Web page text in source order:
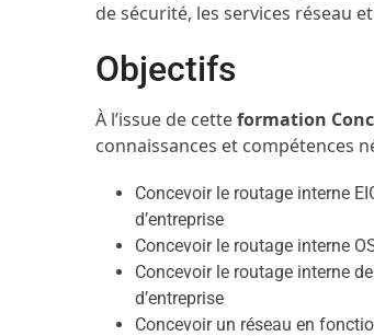
de sécurité, les services réseau
Objectifs
À l’issue de cetteformation
connaissances et compétences
Concevoir le routage interne
d’entreprise
Concevoir le routage interne
Concevoir le routage interne
d’entreprise
Concevoir un réseau en